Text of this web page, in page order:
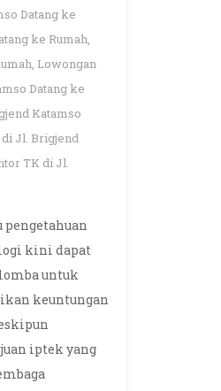
Datang ke
ke Rumah,
, Lowongan
Datang ke
Katamso
Jl. Brigjend
TK di Jl.
kini dapat
untuk
keuntungan
iptek yang